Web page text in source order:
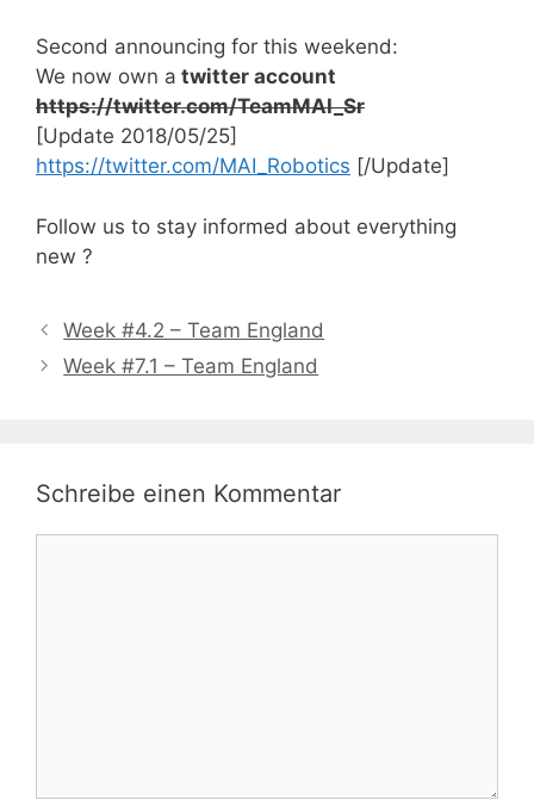
Second announcing for this weekend:
We now own a twitter account
https://twitter.com/TeamMAI_Sr
[Update 2018/05/25]
https://twitter.com/MAI_Robotics [/Update]
Follow us to stay informed about everything
new ?
Week #4.2 – Team England
Week #7.1 – Team England
Schreibe einen Kommentar